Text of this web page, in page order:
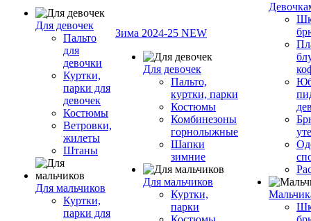
Для девочек
Пальто
для
девочки
Куртки,
парки для
девочек
Костюмы
Ветровки,
жилеты
Штаны
Для мальчиков
Куртки,
парки для
Зима 2024-25 NEW
Для девочек
Пальто,
куртки, парки
Костюмы
Комбинезоны
горнолыжные
Шапки
зимние
Для мальчиков
Куртки,
парки